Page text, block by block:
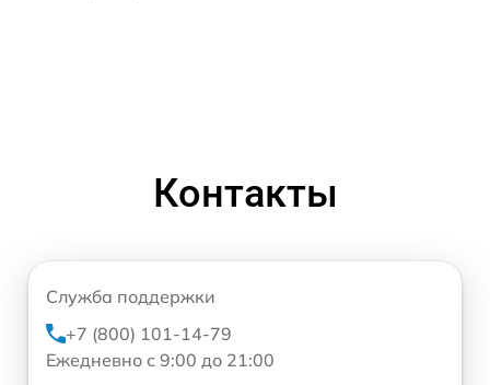
Контакты
Служба поддержки
+7 (800) 101-14-79
Ежедневно с 9:00 до 21:00